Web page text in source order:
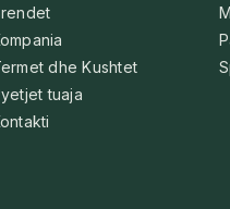
dhe Kushtet
tuaja